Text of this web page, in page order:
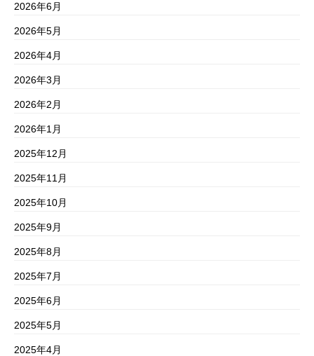
2026年6月
2026年5月
2026年4月
2026年3月
2026年2月
2026年1月
2025年12月
2025年11月
2025年10月
2025年9月
2025年8月
2025年7月
2025年6月
2025年5月
2025年4月